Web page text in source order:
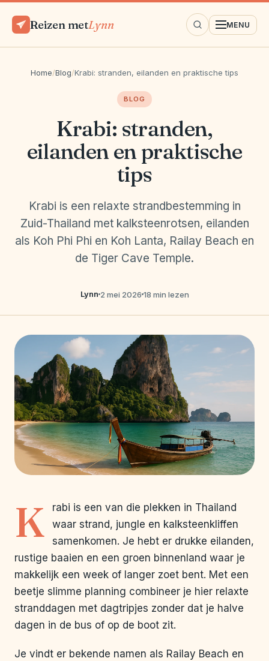
Reizen metLynn MENU
Home/Blog/Krabi: stranden, eilanden en praktische tips
BLOG
Krabi: stranden,
eilanden en praktische
tips
Krabi is een relaxte strandbestemming in
Zuid-Thailand met kalksteenrotsen, eilanden
als Koh Phi Phi en Koh Lanta, Railay Beach en
de Tiger Cave Temple.
Lynn 2 mei 2026 18 min lezen
K
rabi is een van die plekken in Thailand
waar strand, jungle en kalksteenkliffen
samenkomen. Je hebt er drukke eilanden,
rustige baaien en een groen binnenland waar je
makkelijk een week of langer zoet bent. Met een
beetje slimme planning combineer je hier relaxte
stranddagen met dagtripjes zonder dat je halve
dagen in de bus of op de boot zit.
Je vindt er bekende namen als Railay Beach en